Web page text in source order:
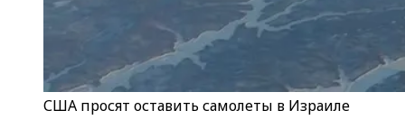
США просят оставить самолеты в Израиле